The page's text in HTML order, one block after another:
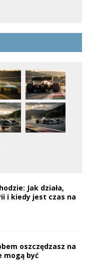
Jak działa,
i kiedy jest czas na
oszczędzasz na
mogą być